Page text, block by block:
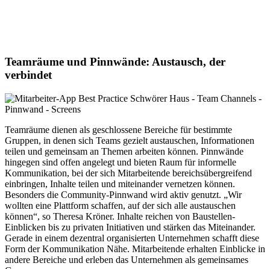
Teamräume und Pinnwände: Austausch, der
verbindet
Teamräume dienen als geschlossene Bereiche für bestimmte
Gruppen, in denen sich Teams gezielt austauschen, Informationen
teilen und gemeinsam an Themen arbeiten können. Pinnwände
hingegen sind offen angelegt und bieten Raum für informelle
Kommunikation, bei der sich Mitarbeitende bereichsübergreifend
einbringen, Inhalte teilen und miteinander vernetzen können.
Besonders die Community-Pinnwand wird aktiv genutzt. „Wir
wollten eine Plattform schaffen, auf der sich alle austauschen
können“, so Theresa Kröner. Inhalte reichen von Baustellen-
Einblicken bis zu privaten Initiativen und stärken das Miteinander.
Gerade in einem dezentral organisierten Unternehmen schafft diese
Form der Kommunikation Nähe. Mitarbeitende erhalten Einblicke in
andere Bereiche und erleben das Unternehmen als gemeinsames